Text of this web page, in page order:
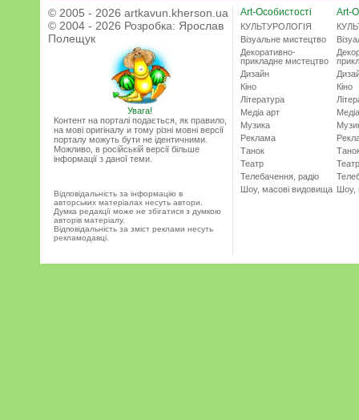
© 2005 - 2026 artkavun.kherson.ua
© 2004 - 2026 Розробка: Ярослав
Полещук
Увага!
Контент на порталі подається, як правило,
на мові оригіналу и тому різні мовні версії
порталу можуть бути не ідентичними.
Можливо, в російській версії більше
інформації з даної теми.
Відповідальність за інформацію в
авторських матеріалах несуть автори.
Думка редакції може не збігатися з думкою
авторів матеріалу.
Відповідальність за зміст реклами несуть
рекламодавці.
Art-Особистості
КУЛЬТУРОЛОГІЯ
Візуальне мистецтво
Декоративно-
прикладне мистецтво
Дизайн
Кіно
Література
Медіа арт
Музика
Реклама
Танок
Театр
Телебачення, радіо
Шоу, масові видовища
Art-
Кіно
Театр
Шоу,